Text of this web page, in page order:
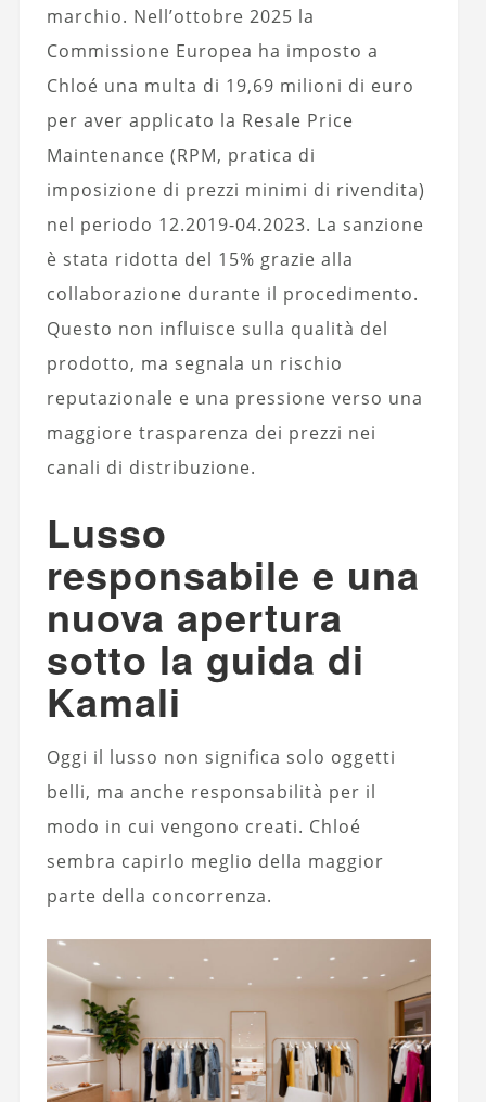
marchio. Nell’ottobre 2025 la
Commissione Europea ha imposto a
Chloé una multa di 19,69 milioni di euro
per aver applicato la Resale Price
Maintenance (RPM, pratica di
imposizione di prezzi minimi di rivendita)
nel periodo 12.2019-04.2023. La sanzione
è stata ridotta del 15% grazie alla
collaborazione durante il procedimento.
Questo non influisce sulla qualità del
prodotto, ma segnala un rischio
reputazionale e una pressione verso una
maggiore trasparenza dei prezzi nei
canali di distribuzione.
Lusso
responsabile e una
nuova apertura
sotto la guida di
Kamali
Oggi il lusso non significa solo oggetti
belli, ma anche responsabilità per il
modo in cui vengono creati. Chloé
sembra capirlo meglio della maggior
parte della concorrenza.